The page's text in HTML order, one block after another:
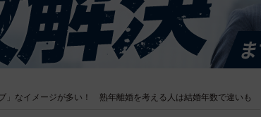
」なイメージが多い！ 熟年離婚を考える人は結婚年数で違いも